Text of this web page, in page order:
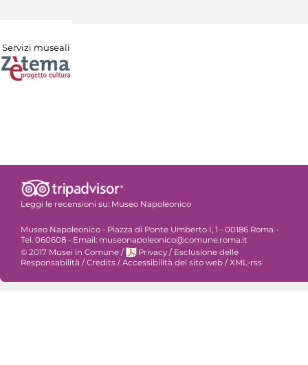
Servizi museali
Leggi le recensioni su: Museo Napoleonico
Museo Napoleonico - Piazza di Ponte Umberto I, 1 - 00186 Roma -
Tel. 060608 - Email: museonapoleonico@comune.roma.it
© 2017 Musei in Comune / Privacy / Esclusione delle
Responsabilità /Credits /Accessibilità del sito web /XML-rss